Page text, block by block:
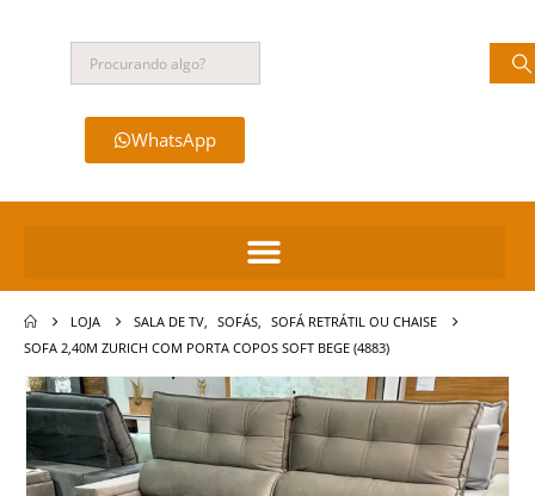
WhatsApp
LOJA SALA DE TV SOFÁS
SOFÁ RETRÁTIL OU CHAISE
SOFA 2,40M ZURICH COM PORTA COPOS SOFT BEGE (4883)